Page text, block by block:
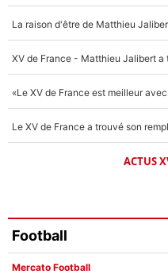
5%
ACTUS
Football
Mercato Football